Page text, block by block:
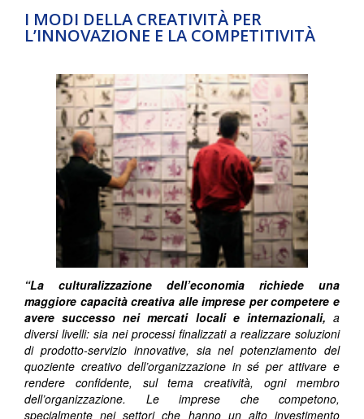
I MODI DELLA CREATIVITÀ PER
L’INNOVAZIONE E LA COMPETITIVITÀ
“La culturalizzazione dell’economia richiede una
maggiore capacità creativa alle imprese per competere e
avere successo nei mercati locali e internazionali, a
diversi livelli: sia nei processi finalizzati a realizzare soluzioni
di prodotto-servizio innovative, sia nel potenziamento del
quoziente creativo dell’organizzazione in sé per attivare e
rendere confidente, sul tema creatività, ogni membro
dell’organizzazione. Le imprese che competono,
specialmente nei settori che hanno un alto investimento